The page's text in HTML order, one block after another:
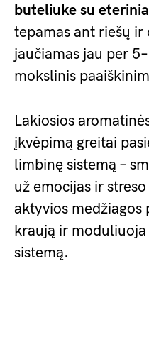
buteliuke su
tepamas ant riešų ir
jaučiamas jau per
mokslinis
Lakiosios
įkvėpimą greitai
limbinę sistemą –
už emocijas ir
aktyvios medžiagos
kraują ir
sistemą.